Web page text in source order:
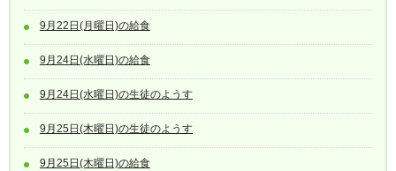
9月22日(月曜日)の給食
9月24日(水曜日)の給食
9月24日(水曜日)の生徒のようす
9月25日(木曜日)の生徒のようす
9月25日(木曜日)の給食